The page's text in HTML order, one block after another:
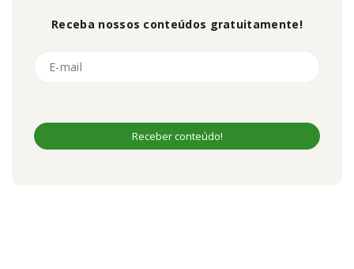
Receba nossos conteúdos gratuitamente!